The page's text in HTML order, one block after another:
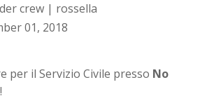
crew | rossella
01, 2018
per il Servizio Civile presso No
!